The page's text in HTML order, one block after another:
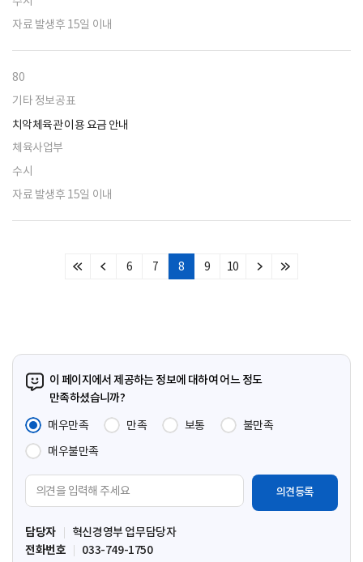
자료 발생후 15일 이내
80
기타 정보공표
치악체육관 이용 요금 안내
체육사업부
수시
자료 발생후 15일 이내
처
이
6 7 8 9 10
다
마
이 페이지에서 제공하는 정보에 대하여 어느 정도
만족하셨습니까?
매우만족
만족 보통
불만족
매우불만족
견
입
력
담당자
혁신경영부 업무담당자
전화번호
033-749-1750